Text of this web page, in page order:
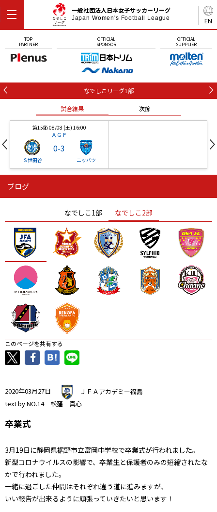
EN
一般社団法人日本女子サッカーリーグ
Japan Women's Football League
TOP
PARTNER
OFFICIAL
SPONSOR
OFFICIAL
SUPPLIER
なでしこリーグ1部
試合結果 次節
第15節 08/08 (土) 16:00
ＡＧＦ
Ｓ世田谷
0-3
ニッパツ
ニッパツ
ニッパツ 名古屋
石人の星
静岡 愛媛Ｌ
ブログ
なでしこ1部 なでしこ2部
このページを共有する
2020年03月27日
ＪＦＡアカデミー福島
text by NO.14 松窪 真心
卒業式
3月19日に静岡県裾野市立富岡中学校で卒業式が行われました。
新型コロナウイルスの影響で、卒業生と保護者のみの短縮されたな
かで行われました。
一緒に過ごした仲間はそれぞれ違う道に進みますが、
いい報告が出来るように頑張っていきたいと思います！